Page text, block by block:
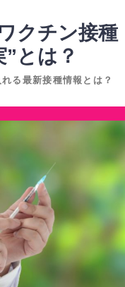
クチン接種
とは？
る最新接種情報とは？